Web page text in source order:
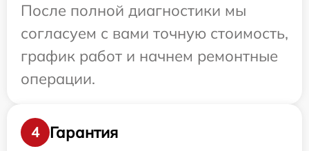
После полной диагностики мы
согласуем с вами точную стоимость,
график работ и начнем ремонтные
операции.
4
Гарантия